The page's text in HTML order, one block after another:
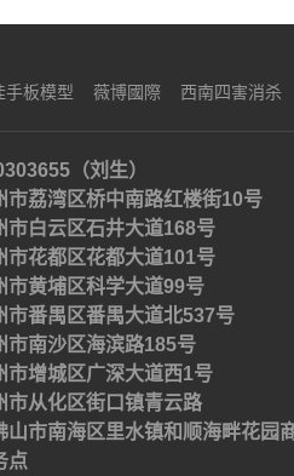
手板模型 薇博國際 西南四害消杀
（刘生）
市荔湾区桥中南路红楼街10号
市白云区石井大道168号
市花都区花都大道101号
市黄埔区科学大道99号
市番禺区番禺大道北537号
市南沙区海滨路185号
市增城区广深大道西1号
市从化区街口镇青云路
市南海区里水镇和顺海畔花园
点